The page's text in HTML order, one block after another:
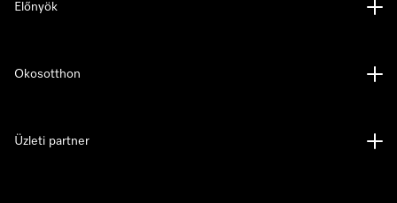
Előnyök
Okosotthon
Üzleti partner